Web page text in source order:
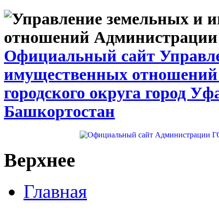
Официальный сайт
имущественных
городского округа город
Башкортостан
Верхнее
Главная